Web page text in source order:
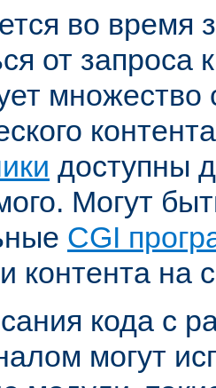
во время
от запроса
множество
доступны
Могут
CGI
контента на
кода с
могут